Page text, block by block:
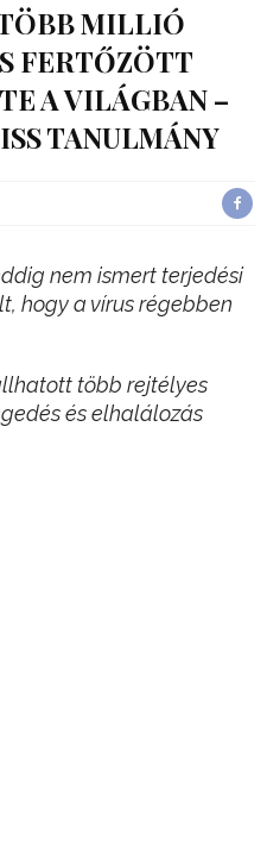
MILLIÓ
FERTŐZÖTT
A VILÁGBAN –
TANULMÁNY
nem ismert terjedési
hogy a vírus régebben
több rejtélyes
és elhalálozás